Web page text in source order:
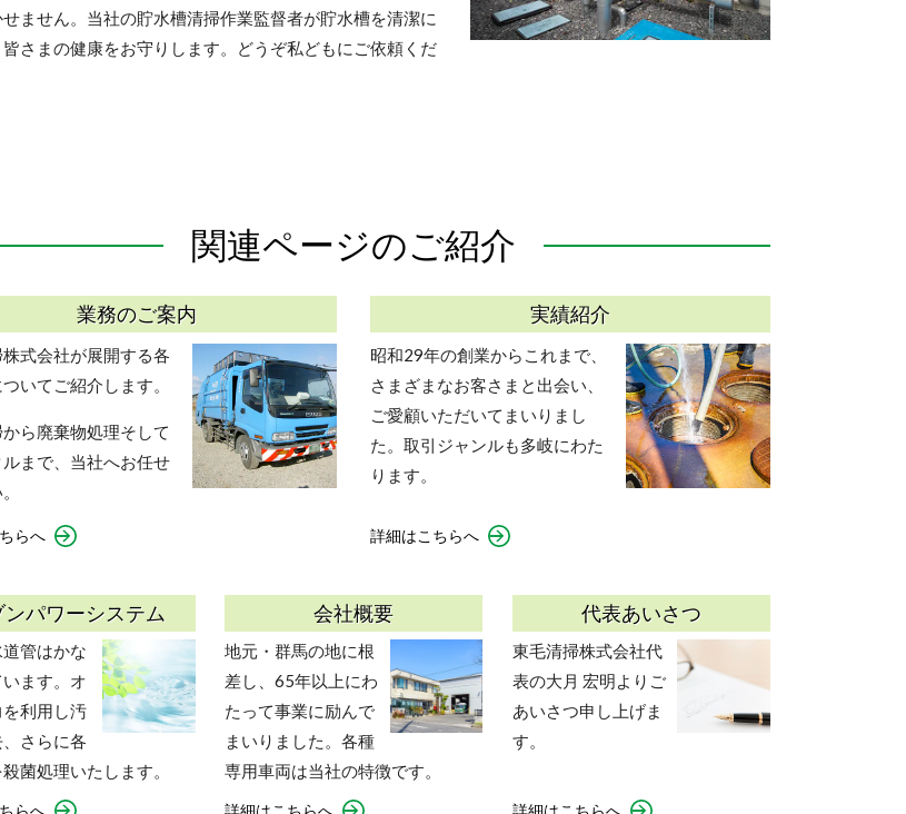
せません。当社の貯水槽清掃作業監督者が貯水槽を清潔に
さまの健康をお守りします。どうぞ私どもにご依頼くだ
関連ページのご紹介
業務のご案内
式会社が展開する各
いてご紹介します。
ら廃棄物処理そして
ルまで、当社へお任せ
らへ
実績紹介
昭和29年の創業からこれまで、
さまざまなお客さまと出会い、
ご愛顧いただいてまいりまし
た。取引ジャンルも多岐にわた
ります。
詳細はこちらへ
ンパワーシステム
管はかな
います。オ
利用し汚
さらに各
菌処理いたします。
らへ
会社概要
地元・群馬の地に根
差し、65年以上にわ
たって事業に励んで
まいりました。各種
専用車両は当社の特徴です。
詳細はこちらへ
代表あいさつ
東毛清掃株式会社代
表の大月 宏明よりご
あいさつ申し上げま
す。
詳細はこちらへ